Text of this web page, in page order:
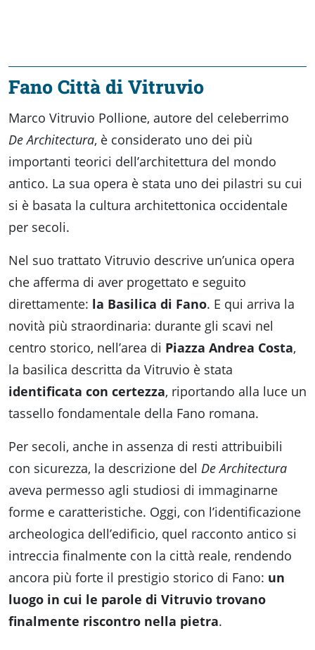
Fano Città di Vitruvio
Marco Vitruvio Pollione, autore del celeberrimo
De Architectura, è considerato uno dei più
importanti teorici dell’architettura del mondo
antico. La sua opera è stata uno dei pilastri su cui
si è basata la cultura architettonica occidentale
per secoli.
Nel suo trattato Vitruvio descrive un’unica opera
che afferma di aver progettato e seguito
direttamente: la Basilica di Fano. E qui arriva la
novità più straordinaria: durante gli scavi nel
centro storico, nell’area di Piazza Andrea Costa,
la basilica descritta da Vitruvio è stata
identificata con certezza, riportando alla luce un
tassello fondamentale della Fano romana.
Per secoli, anche in assenza di resti attribuibili
con sicurezza, la descrizione del De Architectura
aveva permesso agli studiosi di immaginarne
forme e caratteristiche. Oggi, con l’identificazione
archeologica dell’edificio, quel racconto antico si
intreccia finalmente con la città reale, rendendo
ancora più forte il prestigio storico di Fano: un
luogo in cui le parole di Vitruvio trovano
finalmente riscontro nella pietra.